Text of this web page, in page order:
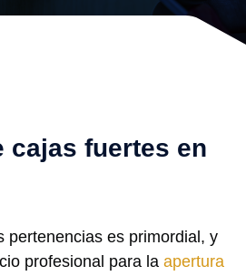
cajas fuertes en
pertenencias es primordial, y
profesional para la apertura